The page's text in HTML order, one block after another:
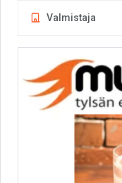
Valmistaja